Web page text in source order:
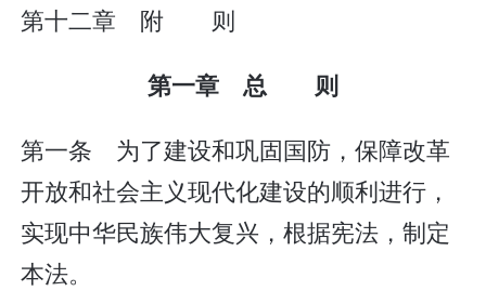
第十二章 附 则
第一章 总 则
第一条 为了建设和巩固国防，保障改革
开放和社会主义现代化建设的顺利进行，
实现中华民族伟大复兴，根据宪法，制定
本法。